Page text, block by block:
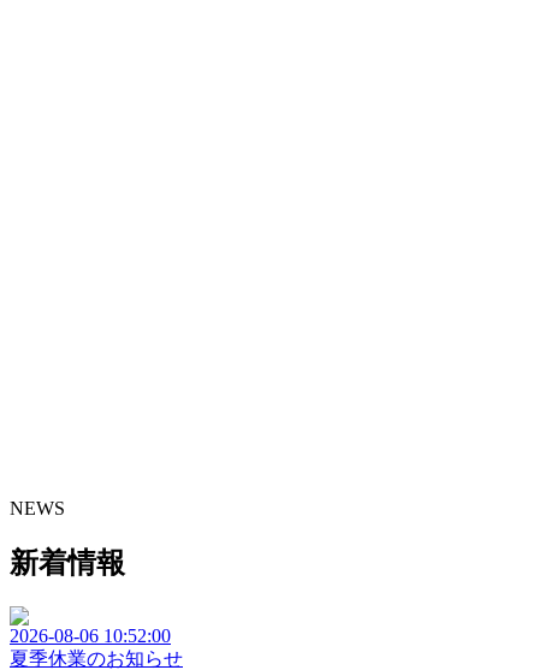
NEWS
新着情報
2026-08-06 10:52:00
夏季休業のお知らせ